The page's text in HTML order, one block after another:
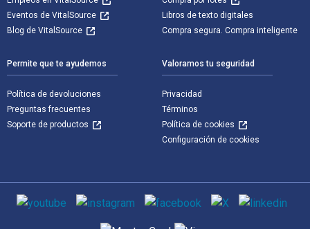
Eventos de VitalSource
Blog de VitalSource
Libros de texto digitales
Compra segura. Compra inteligente
Permite que te ayudemos
Política de devoluciones
Preguntas frecuentes
Soporte de productos
Valoramos tu seguridad
Privacidad
Términos
Política de cookies
Configuración de cookies
Medios de comunicación social